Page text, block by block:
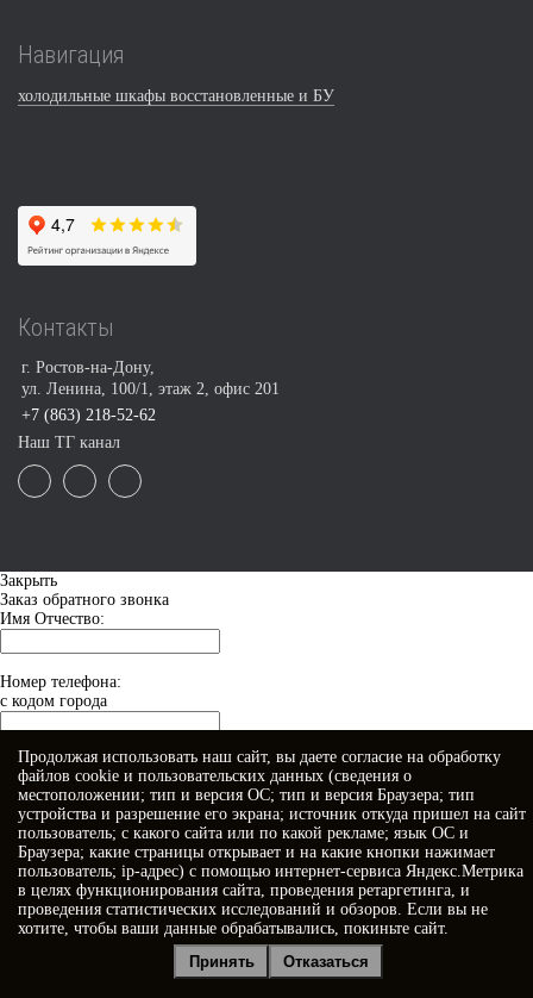
Навигация
холодильные шкафы восстановленные и БУ
Контакты
г. Ростов-на-Дону,
ул. Ленина, 100/1, этаж 2, офис 201
+7 (863) 218-52-62
Наш ТГ канал
Закрыть
Заказ обратного звонка
Имя Отчество:
Номер телефона:
с кодом города
Когда позвонить?
Я принимаю условияПолитики конфиденциальности
согласие на обработку персональных данных
Продолжая использовать наш сайт, вы даете согласие на обработку
файлов cookie и пользовательских данных (сведения о
местоположении; тип и версия ОС; тип и версия Браузера; тип
устройства и разрешение его экрана; источник откуда пришел на сайт
пользователь; с какого сайта или по какой рекламе; язык ОС и
Браузера; какие страницы открывает и на какие кнопки нажимает
пользователь; ip-адрес) с помощью интернет-сервиса Яндекс.Метрика
в целях функционирования сайта, проведения ретаргетинга, и
проведения статистических исследований и обзоров. Если вы не
хотите, чтобы ваши данные обрабатывались, покиньте сайт.
Принять
Отказаться